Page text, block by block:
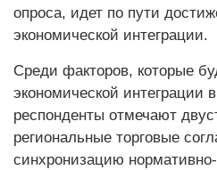
опроса, идет по пути
экономической интеграции.
Среди факторов, которые
экономической интеграции
респонденты отмечают
региональные торговые
синхронизацию